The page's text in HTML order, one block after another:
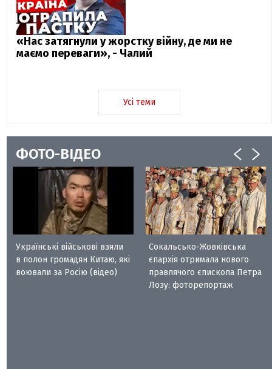
«Нас затягнули у жорстку війну, де ми не
маємо переваги», - Чалий
Усі теми
ФОТО-ВІДЕО
Українські військові взяли
в полон громадян Китаю, які
воювали за Росію (відео)
Сокальсько-Жовківська
єпархія отримала нового
правлячого єпископа Петра
Лозу: фоторепортаж